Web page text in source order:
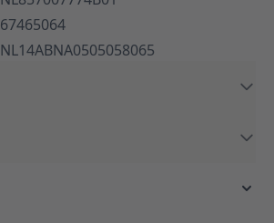
67465064
NL14ABNA0505058065